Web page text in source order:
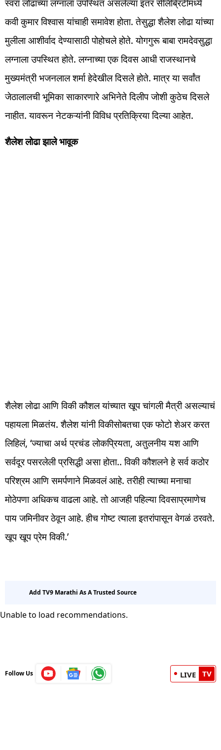
स्वरा लोढाच्या लग्नाला उपस्थित असलेल्या इतर सेलिब्रिटींमध्ये
कवी कुमार विश्वास यांचाही समावेश होता. तेसुद्धा शैलेश लोढा यांच्या
मुलीला आशीर्वाद देण्यासाठी पोहोचले होते. योगगुरू बाबा रामदेवसुद्धा
लग्नाला उपस्थित होते. लग्नाच्या एक दिवस आधी राजस्थानचे
मुख्यमंत्री भजनलाल शर्मा हेदेखील दिसले होते. मात्र या सर्वांत
जेठालालची भूमिका साकारणारे अभिनेते दिलीप जोशी कुठेच दिसले
नाहीत. यावरून नेटकऱ्यांनी विविध प्रतिक्रिया दिल्या आहेत.
शैलेश लोढा झाले भावूक
शैलेश लोढा आणि विकी कौशल यांच्यात खूप चांगली मैत्री असल्याचं
पहायला मिळतंय. शैलेश यांनी विकीसोबतचा एक फोटो शेअर करत
लिहिलं, ‘ज्याचा अर्थ प्रचंड लोकप्रियता, अतुलनीय यश आणि
सर्वदूर पसरलेली प्रसिद्धी असा होता.. विकी कौशलने हे सर्व कठोर
परिश्रम आणि समर्पणाने मिळवलं आहे. तरीही त्याच्या मनाचा
मोठेपणा अधिकच वाढला आहे. तो आजही पहिल्या दिवसाप्रमाणेच
पाय जमिनीवर ठेवून आहे. हीच गोष्ट त्याला इतरांपासून वेगळं ठरवते.
खूप खूप प्रेम विकी.’
Add TV9 Marathi As A Trusted Source
Unable to load recommendations.
Follow Us LIVE TV